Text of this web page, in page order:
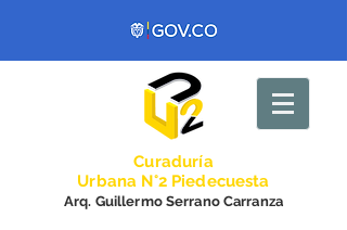
Curaduría
Urbana N°2 Piedecuesta
Arq. Guillermo Serrano Carranza